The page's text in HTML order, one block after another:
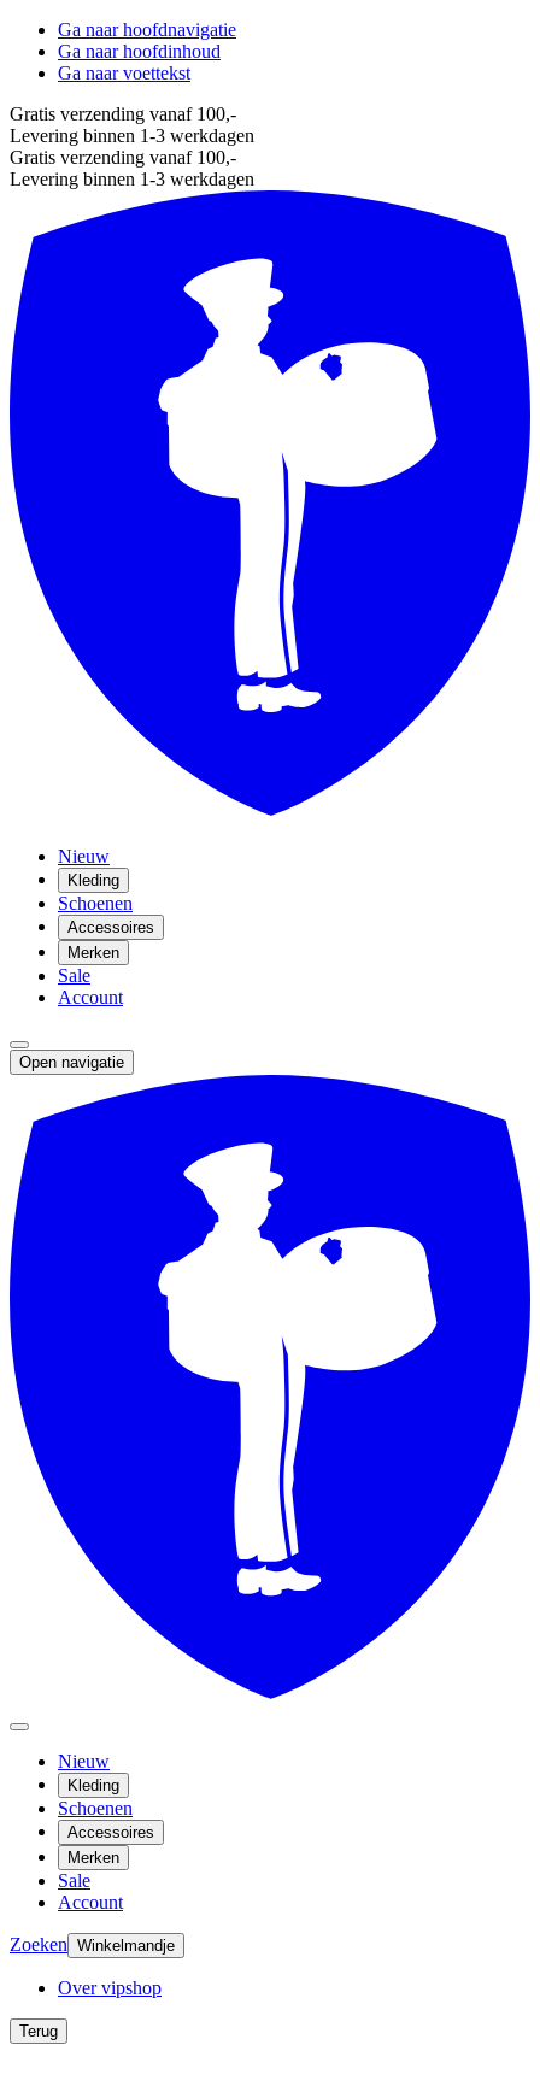
Ga naar hoofdnavigatie
Ga naar hoofdinhoud
Ga naar voettekst
Gratis verzending vanaf 100,-
Levering binnen 1-3 werkdagen
Gratis verzending vanaf 100,-
Levering binnen 1-3 werkdagen
Nieuw
Kleding
Schoenen
Accessoires
Merken
Sale
Account
Open navigatie
Nieuw
Kleding
Schoenen
Accessoires
Merken
Sale
Account
Zoeken Winkelmandje
Over vipshop
Terug